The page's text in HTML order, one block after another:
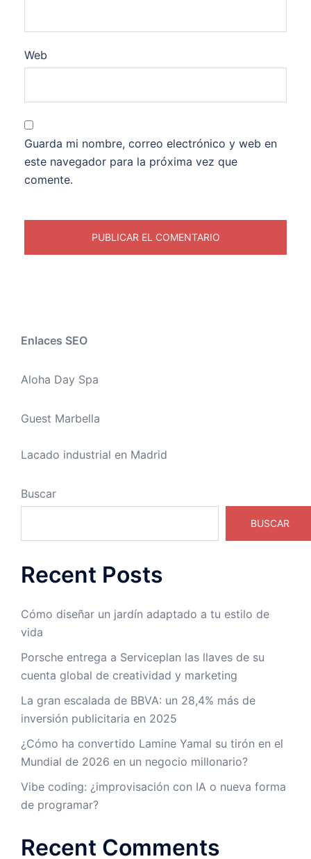
Web
Guarda mi nombre, correo electrónico y web en
este navegador para la próxima vez que
comente.
Enlaces SEO
Aloha Day Spa
Guest Marbella
Lacado industrial en Madrid
Buscar
BUSCAR
Recent Posts
Cómo diseñar un jardín adaptado a tu estilo de
vida
Porsche entrega a Serviceplan las llaves de su
cuenta global de creatividad y marketing
La gran escalada de BBVA: un 28,4% más de
inversión publicitaria en 2025
¿Cómo ha convertido Lamine Yamal su tirón en el
Mundial de 2026 en un negocio millonario?
Vibe coding: ¿improvisación con IA o nueva forma
de programar?
Recent Comments